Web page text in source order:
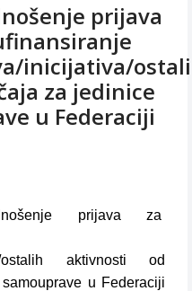
prijava
inicijativa/
za jedinice
u Federaciji
prijava za
ostalih aktivnosti od
u Federaciji